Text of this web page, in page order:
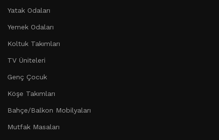
Yatak Odaları
Yemek Odaları
Koltuk Takımları
TV Üniteleri
Genç Çocuk
Köşe Takımları
Bahçe/Balkon Mobilyaları
Mutfak Masaları